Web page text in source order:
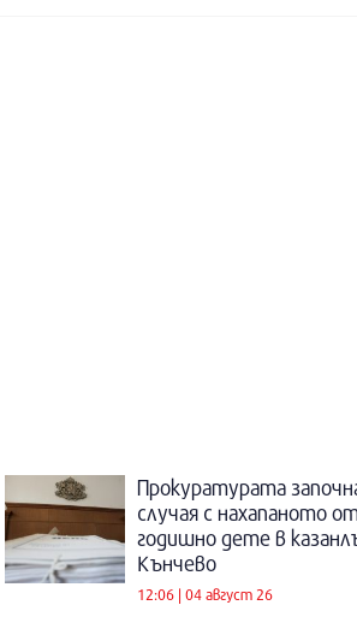
Прокуратурата
случая с нахапаното
годишно дете в
Кънчево
12:06 | 04 август 26